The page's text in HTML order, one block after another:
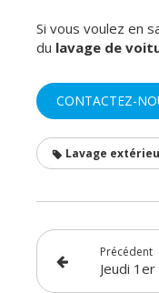
Si vous voulez en
du lavage de
CONTACTEZ-
Lavage
Précédent